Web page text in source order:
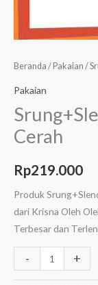
Beranda / Pakaian /
Pakaian
Cerah
Rp219.000
Produk
dari Krisna Oleh
Terbesar dan
- +